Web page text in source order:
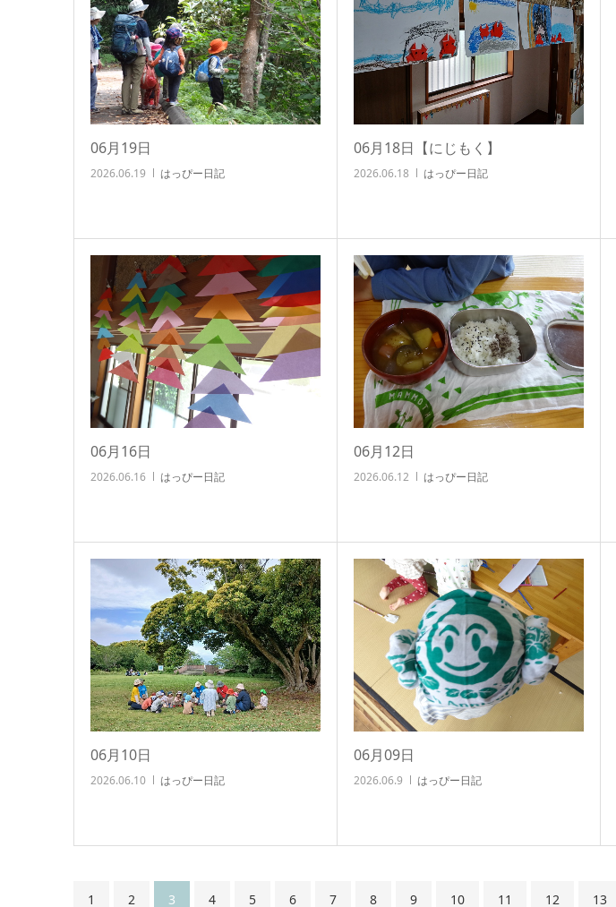
06月19日
2026.06.19 はっぴー日記
06月18日【にじもく】
2026.06.18 はっぴー日記
06月16日
2026.06.16 はっぴー日記
06月12日
2026.06.12 はっぴー日記
06月10日
2026.06.10 はっぴー日記
06月09日
2026.06.9 はっぴー日記
1 2 3 4 5 6 7 8 9 10 11 12 13